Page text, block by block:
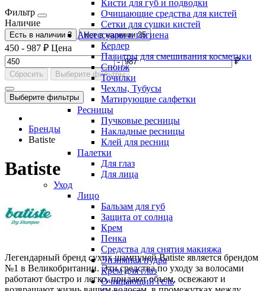
Кисти для губ и подводки
Очищающие средства для кистей
Сетки для сушки кистей
Аксессуары и гигиена
Керлер
Палитры для смешивания косметики
Спонж
Точилки
Чехлы, Тубусы
Матирующие салфетки
Ресницы
Пучковые ресницы
Накладные ресницы
Клей для ресниц
Палетки
Для глаз
Для лица
Уход
Лицо
Бальзам для губ
Защита от солнца
Крем
Пенка
Средства для снятия макияжа
Энзимная пудра
Крем для глаз
Очищающий гель
Фильтр
Наличие
Есть в наличии 3 Нет в наличии 25
450 - 987 ₽ Цена
-
₽
Сбросить Выберите фильтры
Выберите фильтры
Бренды
Batiste
Batiste
Легендарный бренд сухих шампуней Batiste является брендом
№1 в Великобритании. Эти средства по уходу за волосами
работают быстро и легко, придают объем, освежают и